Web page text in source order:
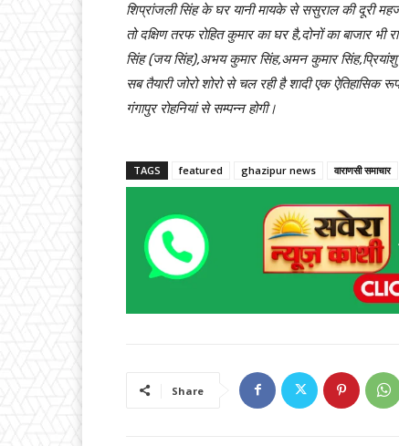
शिप्रांजली सिंह के घर यानी मायके से ससुराल की दूरी
तो दक्षिण तरफ रोहित कुमार का घर है,दोनों का बाजार
सिंह (जय सिंह),अभय कुमार सिंह,अमन कुमार सिंह,प्रियांशु
सब तैयारी जोरो शोरो से चल रही है शादी एक ऐतिहासिक
गंगापुर रोहनियां से सम्पन्न होगी।
TAGS featured ghazipur news वाराणसी समाचार
Share